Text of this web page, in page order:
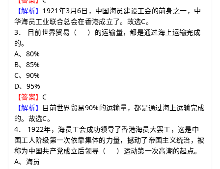
【解析】 1921 年3月6日，中国海员建设工会的前身之一，中
华海员工业联合总会在香港成立了。故选C。
3． 目前世界贸易 （ ） 的运输量，都是通过海上运输完成
的。
A、 80%
B、 85%
C、 90%
D、 95%
【答案】C
【解析】 目前世界贸易90%的运输量，都是通过海上运输完成
的。故选C。
4． 1922年，海员工会成功领导了香港海员大罢工，这是中
国工人阶级第一次依靠集体的力量，撼动了帝国主义统治，被
称为中国共产党成立后领导 （ ） 运动第一次高潮的起点。
A、海员